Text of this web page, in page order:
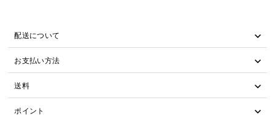
配送について
お支払い方法
送料
ポイント